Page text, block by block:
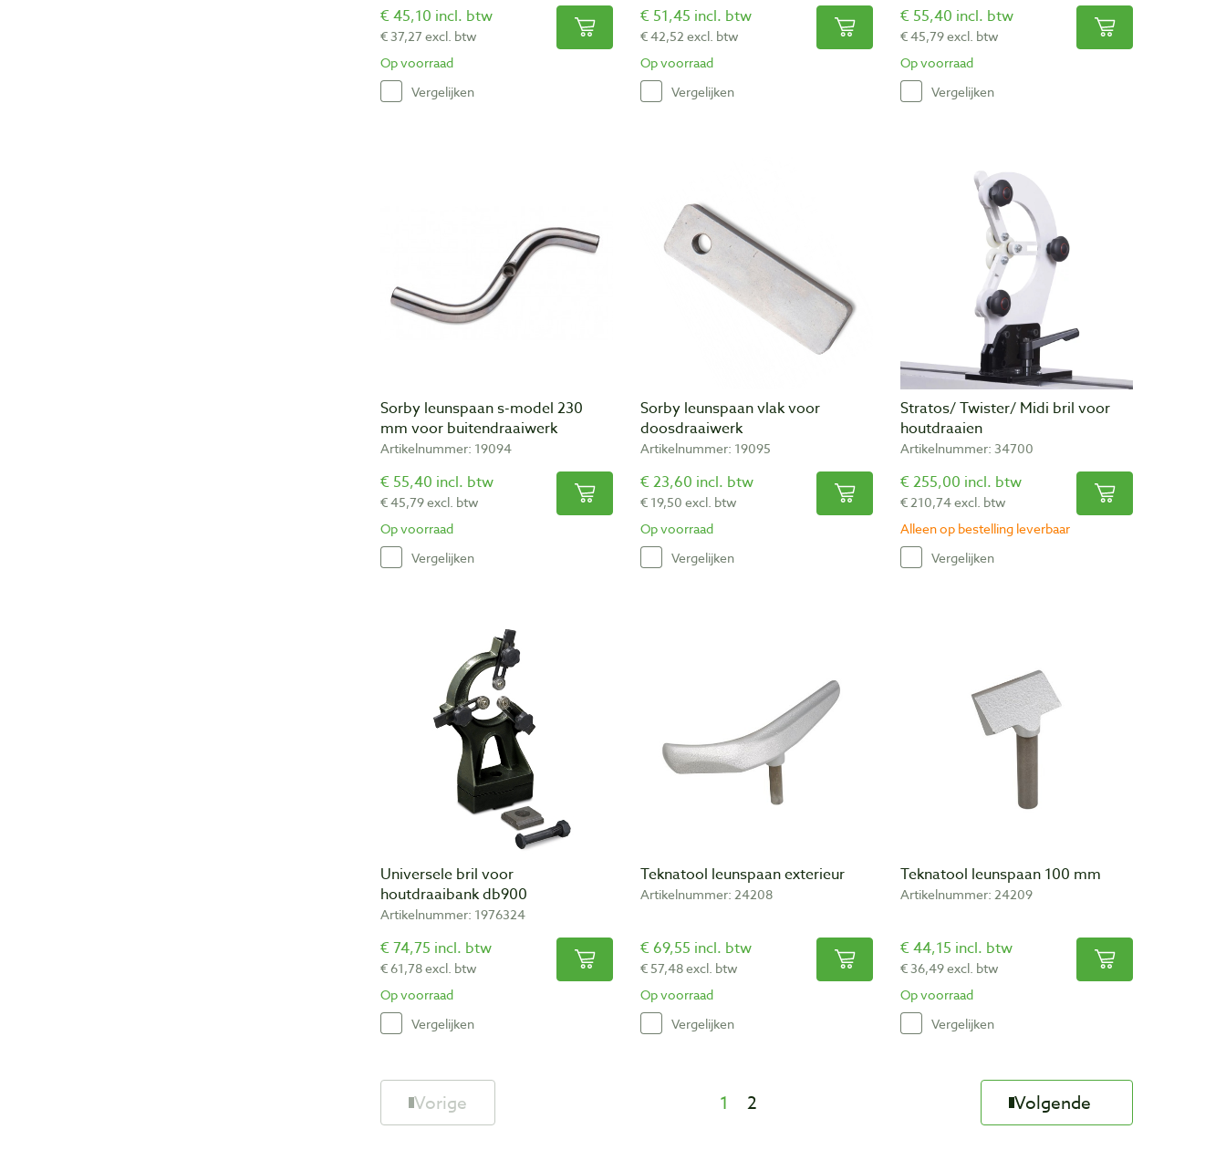
€ 45,10 incl. btw
€ 37,27 excl. btw
Op voorraad
Vergelijken
€ 51,45 incl. btw
€ 42,52 excl. btw
Op voorraad
Vergelijken
€ 55,40 incl. btw
€ 45,79 excl. btw
Op voorraad
Vergelijken
Sorby leunspaan s-model 230
mm voor buitendraaiwerk
Artikelnummer: 19094
€ 55,40 incl. btw
€ 45,79 excl. btw
Op voorraad
Vergelijken
Sorby leunspaan vlak voor
doosdraaiwerk
Artikelnummer: 19095
€ 23,60 incl. btw
€ 19,50 excl. btw
Op voorraad
Vergelijken
Stratos/ Twister/ Midi bril voor
houtdraaien
Artikelnummer: 34700
€ 255,00 incl. btw
€ 210,74 excl. btw
Alleen op bestelling leverbaar
Vergelijken
Universele bril voor
houtdraaibank db900
Artikelnummer: 1976324
€ 74,75 incl. btw
€ 61,78 excl. btw
Op voorraad
Vergelijken
Teknatool leunspaan exterieur
Artikelnummer: 24208
€ 69,55 incl. btw
€ 57,48 excl. btw
Op voorraad
Vergelijken
Teknatool leunspaan 100 mm
Artikelnummer: 24209
€ 44,15 incl. btw
€ 36,49 excl. btw
Op voorraad
Vergelijken
Vorige 1 2 Volgende